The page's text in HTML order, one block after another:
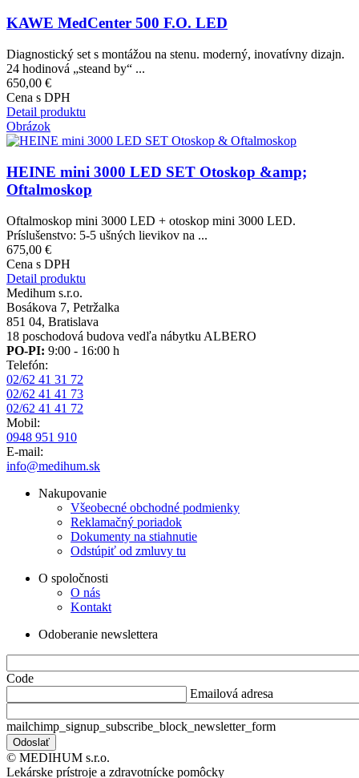
KAWE MedCenter 500 F.O. LED
Diagnostický set s montážou na stenu. moderný, inovatívny dizajn.
24 hodinová „steand by“ ...
650,00 €
Cena s DPH
Detail produktu
Obrázok
HEINE mini 3000 LED SET Otoskop &amp;
Oftalmoskop
Oftalmoskop mini 3000 LED + otoskop mini 3000 LED.
Príslušenstvo: 5-5 ušných lievikov na ...
675,00 €
Cena s DPH
Detail produktu
Medihum s.r.o.
Bosákova 7, Petržalka
851 04, Bratislava
18 poschodová budova vedľa nábytku ALBERO
PO-PI: 9:00 - 16:00 h
Telefón:
02/62 41 31 72
02/62 41 41 73
02/62 41 41 72
Mobil:
0948 951 910
E-mail:
info@medihum.sk
Nakupovanie
Všeobecné obchodné podmienky
Reklamačný poriadok
Dokumenty na stiahnutie
Odstúpiť od zmluvy tu
O spoločnosti
O nás
Kontakt
Odoberanie newslettera
Code
Emailová adresa
mailchimp_signup_subscribe_block_newsletter_form
© MEDIHUM s.r.o.
Lekárske prístroje a zdravotnícke pomôcky